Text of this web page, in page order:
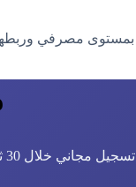
تسجيل مجاني خلال 30 ثانية وإعداد الروبوت خلال 3 دقائق. استكشف سير عمل DCA الذكي من دون الحاجة إلى بطاقة ائتمان.